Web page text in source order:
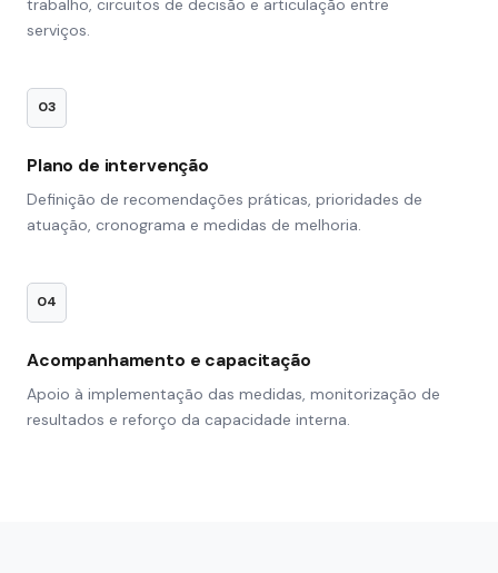
trabalho, circuitos de decisão e articulação entre
serviços.
03
Plano de intervenção
Definição de recomendações práticas, prioridades de
atuação, cronograma e medidas de melhoria.
04
Acompanhamento e capacitação
Apoio à implementação das medidas, monitorização de
resultados e reforço da capacidade interna.